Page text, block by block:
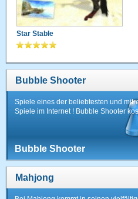
Star Stable
Bubble Shooter
Spiele eines der beliebtesten und
Spiele im Internet ! Bubble Shooter
Bubble Shooter
Mahjong